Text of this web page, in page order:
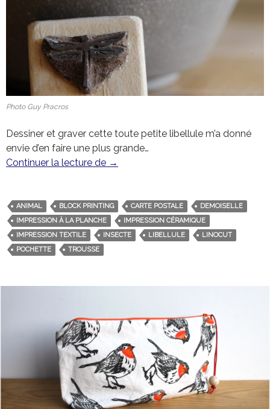
Photo Guy Pracros
Dessiner et graver cette toute petite libellule m’a donné
envie d’en faire une plus grande…
Continuer la lecture de La libellule qui fait le printemps
→
ANIMAL BLOCK PRINTING CARTE POSTALE
DEMOISELLE
IMPRESSION À LA PLANCHE
IMPRESSION CÉRAMIQUE
IMPRESSION TEXTILE
INSECTE LIBELLULE
LINOCUT
POCHETTE
TROUSSE